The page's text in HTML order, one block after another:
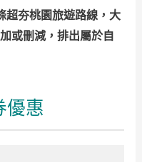
超夯桃園旅遊路線，大
或刪減，排出屬於自
優惠